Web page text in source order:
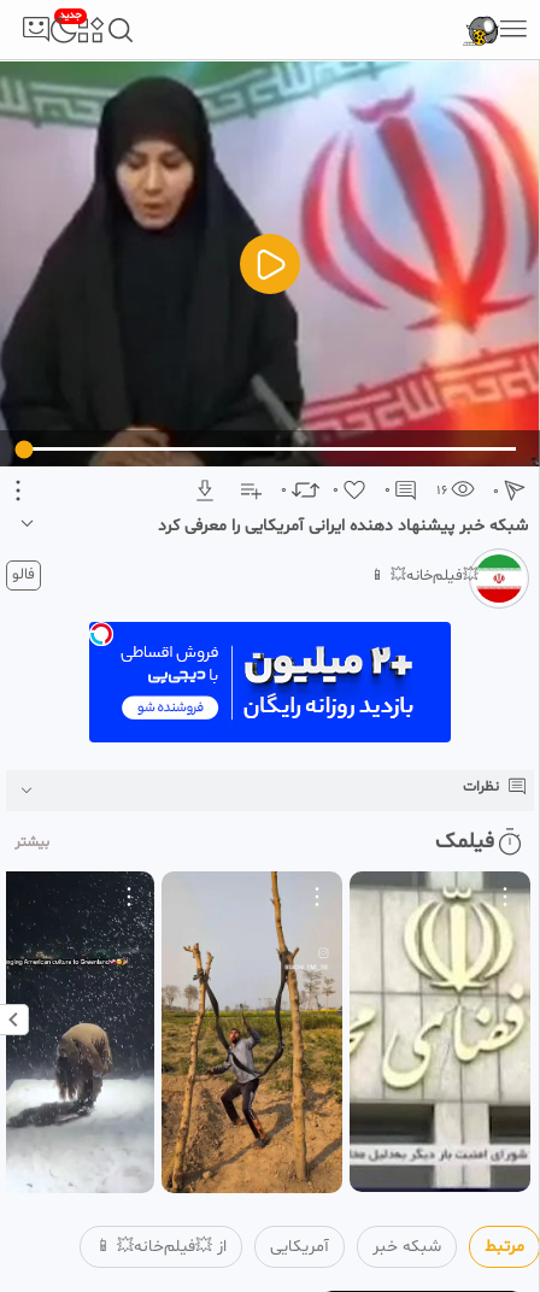
جدید
5
0 0 0 16 0
شبکه خبر پیشنهاد دهنده ایرانی آمریکایی را معرفی کرد
شبکه خبر پیشنهاد دهنده آمریکایی را معرفی کرد .
حالا معلوم شد چرا پزشکیان صدا و سیما را تهدید کرد.
ببینید متن صلح تفاهم با آمریکا دست پخت کیست!
👌کاش صدا و سیمای جمهوری اسلامی ایران هر روز یک نفر از چهره های نحس و
حال بهم زن بعضی از اصلاح طلبان را اینگونه رو کند
#‌مرگ_بر_آمریگا
#‌مرگ_بر_منافق
#‌شبکه_خبر
💥فیلم‌خانه💥 📱 فالو
نظرات
فیلمک بیشتر
مرتبط شبکه خبر آمریکایی از 💥فیلم‌خانه💥 📱